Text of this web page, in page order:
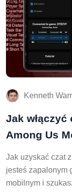
Kenneth
Jak
Among Us
Jak uzyskać czat
jesteś zapalonym
mobilnym i